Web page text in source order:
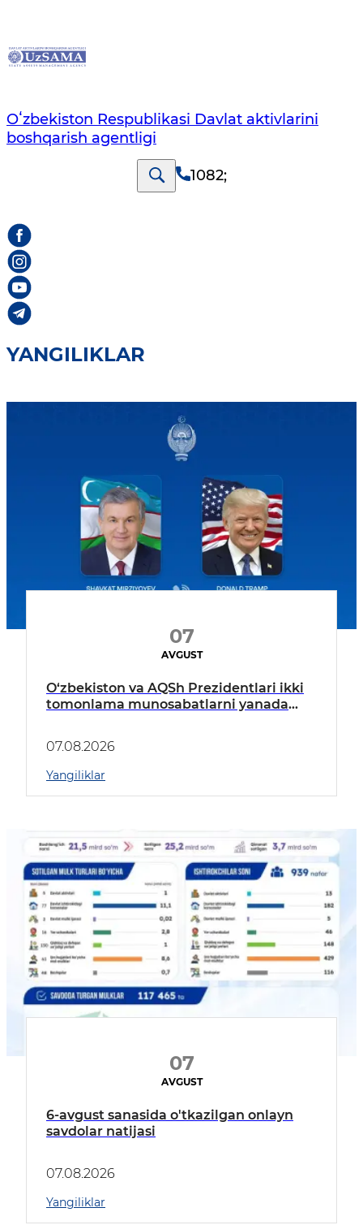
Oʻzbekiston Respublikasi Davlat aktivlarini
boshqarish agentligi
1082;
YANGILIKLAR
07
AVGUST
O‘zbekiston va AQSh Prezidentlari ikki
tomonlama munosabatlarni yanada
07.08.2026
Yangiliklar
07
AVGUST
6-avgust sanasida o'tkazilgan onlayn
savdolar natijasi
07.08.2026
Yangiliklar